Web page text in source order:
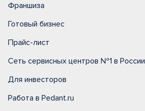
Франшиза
Готовый бизнес
Прайс-лист
Сеть сервисных центров №1 в России
Для инвесторов
Работа в Pedant.ru